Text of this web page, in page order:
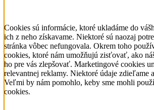
Cookies sú informácie, ktoré ukladáme do
ich z neho získavame. Niektoré sú naozaj
stránka vôbec nefungovala. Okrem toho
cookies, ktoré nám umožňujú zisťovať, ako
ho pre vás zlepšovať. Marketingové cookies
relevantnej reklamy. Niektoré údaje zdieľame
Veľmi by nám pomohlo, keby sme mohli
cookies.